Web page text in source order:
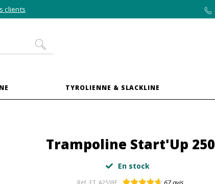
clients
TYROLIENNE & SLACKLINE
Trampoline Start'Up 250
En stock
Réf. FT_A2518E